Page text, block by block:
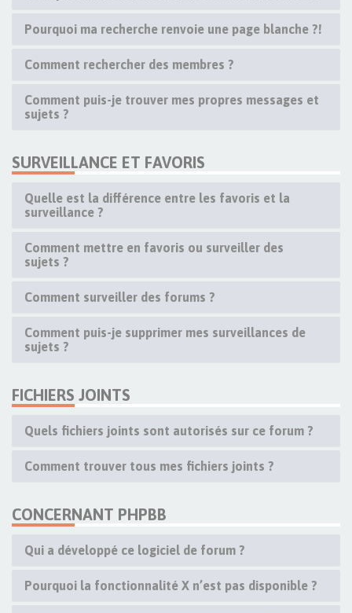
Pourquoi ma recherche renvoie une page blanche ?!
Comment rechercher des membres ?
Comment puis-je trouver mes propres messages et
sujets ?
SURVEILLANCE ET FAVORIS
Quelle est la différence entre les favoris et la
surveillance ?
Comment mettre en favoris ou surveiller des
sujets ?
Comment surveiller des forums ?
Comment puis-je supprimer mes surveillances de
sujets ?
FICHIERS JOINTS
Quels fichiers joints sont autorisés sur ce forum ?
Comment trouver tous mes fichiers joints ?
CONCERNANT PHPBB
Qui a développé ce logiciel de forum ?
Pourquoi la fonctionnalité X n’est pas disponible ?